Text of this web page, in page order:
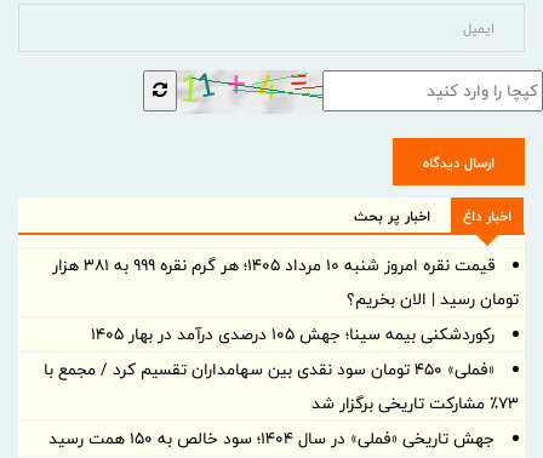
ارسال دیدگاه
اخبار داغ اخبار پر بحث
قیمت نقره امروز شنبه ۱۰ مرداد ۱۴۰۵؛ هر گرم نقره ۹۹۹ به ۳۸۱ هزار
تومان رسید | الان بخریم؟
رکوردشکنی بیمه سینا؛ جهش 105 درصدی درآمد در بهار 1405
«فملی» ۴۵۰ تومان سود نقدی بین سهامداران تقسیم کرد / مجمع با
۷۳٪ مشارکت تاریخی برگزار شد
جهش تاریخی «فملی» در سال ۱۴۰۴؛ سود خالص به ۱۵۰ همت رسید